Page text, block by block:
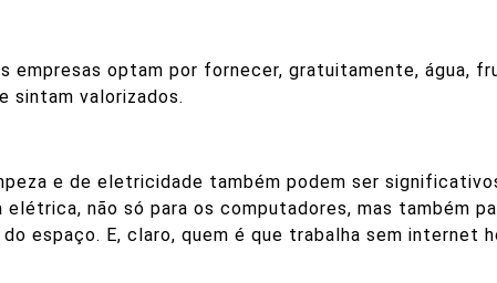
empresas optam por fornecer, gratuitamente, água,
sintam valorizados.
e de eletricidade também podem ser
não só para os computadores, mas também
espaço. E, claro, quem é que trabalha sem internet